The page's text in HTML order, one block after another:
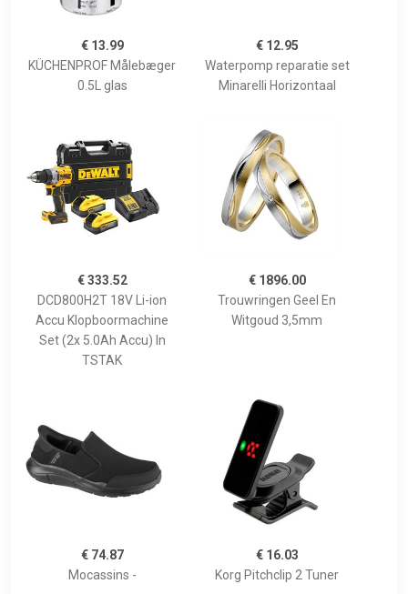
€ 13.99
KÜCHENPROF Målebæger
0.5L glas
€ 12.95
Waterpomp reparatie set
Minarelli Horizontaal
€ 333.52
DCD800H2T 18V Li-ion
Accu Klopboormachine
Set (2x 5.0Ah Accu) In
TSTAK
€ 1896.00
Trouwringen Geel En
Witgoud 3,5mm
€ 74.87
Mocassins -
€ 16.03
Korg Pitchclip 2 Tuner